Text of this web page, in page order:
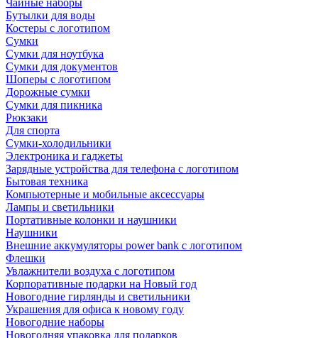
Чайные наборы
Бутылки для воды
Костеры с логотипом
Сумки
Сумки для ноутбука
Сумки для документов
Шоперы с логотипом
Дорожные сумки
Сумки для пикника
Рюкзаки
Для спорта
Сумки-холодильники
Электроника и гаджеты
Зарядные устройства для телефона с логотипом
Бытовая техника
Компьютерные и мобильные аксессуары
Лампы и светильники
Портативные колонки и наушники
Наушники
Внешние аккумуляторы power bank с логотипом
Флешки
Увлажнители воздуха с логотипом
Корпоративные подарки на Новый год
Новогодние гирлянды и светильники
Украшения для офиса к новому году
Новогодние наборы
Новогодняя упаковка для подарков